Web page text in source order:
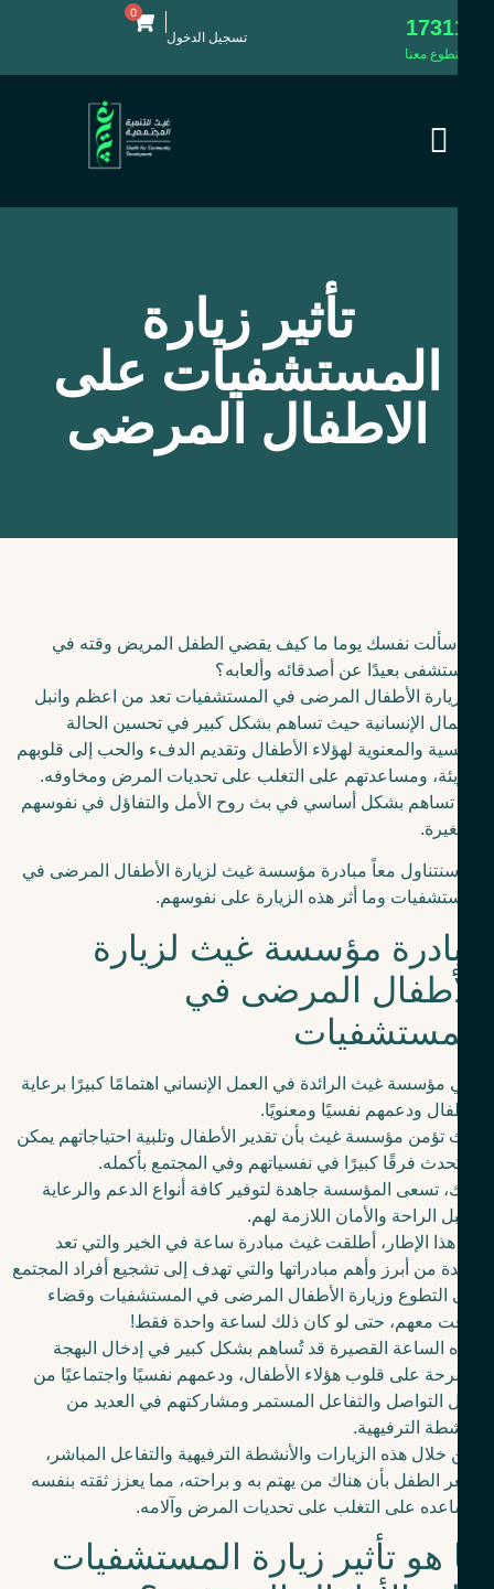
تطوع معنا
تسجيل الدخول
تأثير زيارة
المستشفيات على
الاطفال المرضى
نفسك يوما ما كيف يقضي الطفل المريض وقته في
بعيدًا عن أصدقائه وألعابه؟
الأطفال المرضى في المستشفيات تعد من اعظم وانبل
الإنسانية حيث تساهم بشكل كبير في تحسين الحالة
والمعنوية لهؤلاء الأطفال وتقديم الدفء والحب إلى قلوبهم
ومساعدتهم على التغلب على تحديات المرض ومخاوفه.
تساهم بشكل أساسي في بث روح الأمل والتفاؤل في نفوسهم
سنتناول معاً مبادرة مؤسسة غيث لزيارة الأطفال المرضى في
وما أثر هذه الزيارة على نفوسهم.
مؤسسة غيث لزيارة
المرضى في
مؤسسة غيث الرائدة في العمل الإنساني اهتمامًا كبيرًا برعاية
ودعمهم نفسيًا ومعنويًا.
تؤمن مؤسسة غيث بأن تقدير الأطفال وتلبية احتياجاتهم يمكن
فرقًا كبيرًا في نفسياتهم وفي المجتمع بأكمله.
تسعى المؤسسة جاهدة لتوفير كافة أنواع الدعم والرعاية
الراحة والأمان اللازمة لهم.
الإطار، أطلقت غيث مبادرة ساعة في الخير والتي تعد
من أبرز وأهم مبادراتها والتي تهدف إلى تشجيع أفراد المجتمع
التطوع وزيارة الأطفال المرضى في المستشفيات وقضاء
معهم، حتى لو كان ذلك لساعة واحدة فقط!
الساعة القصيرة قد تُساهم بشكل كبير في إدخال البهجة
على قلوب هؤلاء الأطفال، ودعمهم نفسيًا واجتماعيًا من
التواصل والتفاعل المستمر ومشاركتهم في العديد من
الترفيهية.
هذه الزيارات والأنشطة الترفيهية والتفاعل المباشر،
الطفل بأن هناك من يهتم به و براحته، مما يعزز ثقته بنفسه
على التغلب على تحديات المرض وآلامه.
هو تأثير زيارة المستشفيات